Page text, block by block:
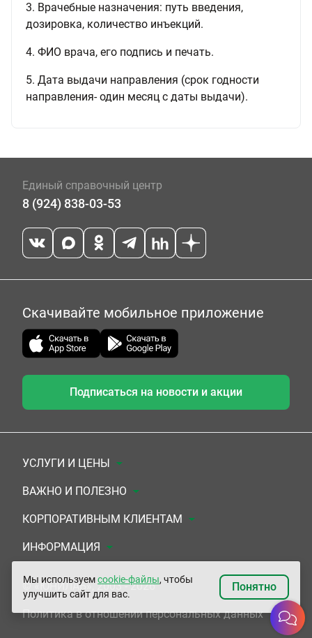
3. Врачебные назначения: путь введения,
дозировка, количество инъекций.
4. ФИО врача, его подпись и печать.
5. Дата выдачи направления (срок годности
направления- один месяц с даты выдачи).
Единый справочный центр
8 (924) 838-03-53
Скачивайте мобильное приложение
Подписаться на новости и акции
УСЛУГИ И ЦЕНЫ
Анализы
Комплексы
УЗИ
ЭКГ/Холтер/СМАД
Приемы врачей
ВАЖНО И ПОЛЕЗНО
Документы для заключения договора
Система скидок
Подарочные сертификаты
Сертификаты на комплексные программы
КОРПОРАТИВНЫМ КЛИЕНТАМ
Медицинским организациям
Прочим организациям
ИНФОРМАЦИЯ
О Компании
Контакты
© «ЮНИЛАБ», 2003 - 2026
Политика в отношении персональных данных
Мы используемcookie-файлы, чтобы
улучшить сайт для вас.
Понятно